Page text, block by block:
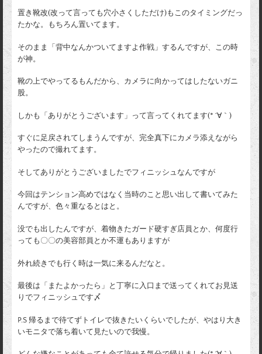
置き靴改(改って言っても穴小さくしただけ)もこのタイミングだっ
たかな。もちろん置いてます。
そのまま「背中なんかついてますよ作戦」するんですが、この時
が神。
靴の上でやってるもんだから、カメラに向かってはしたないガニ
股。
しかも「ありがとうございます」って言ってくれてます(* ´∀｀)
すぐに足戻されてしまうんですが、完全真下にカメラ添えながら
やったので撮れてます。
そしてありがとうございましたでフィニッシュなんですが
今回はテンション高めではなく当時のこと思い出して書いてみた
んですが、色々重なるとはと。
没でも出したんですが、着物きたガード硬すぎ店員とか、何度行
っても〇〇の美容部員とか不運もありますが
外れ続きでも行く時は一気に来るんだなと。
最後は「またよかったら」と丁寧に入口まで送ってくれてお見送
りでフィニッシュです〆
P.S 帰るまで待てずトイレで抜きたいくらいでしたが、やはり大き
いモニタで落ち着いて見たいので我慢。